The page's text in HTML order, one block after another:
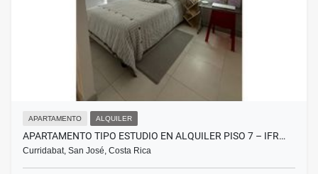
APARTAMENTO ALQUILER
APARTAMENTO TIPO ESTUDIO EN ALQUILER PISO 7 – IFR…
Curridabat, San José, Costa Rica